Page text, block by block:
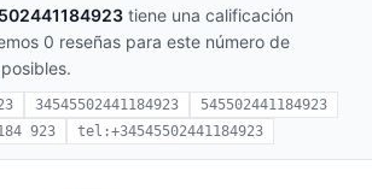
tiene una calificación
0 reseñas para este número de
34545502441184923
545502441184923
923
tel:+34545502441184923